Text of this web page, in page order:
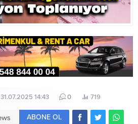
31.07.2025 14:43 0 719
ABONE OL